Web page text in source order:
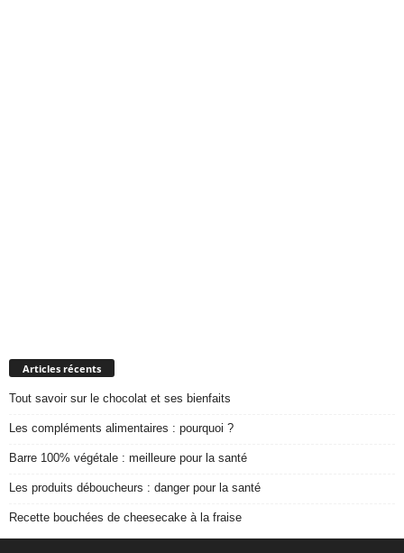
Articles récents
Tout savoir sur le chocolat et ses bienfaits
Les compléments alimentaires : pourquoi ?
Barre 100% végétale : meilleure pour la santé
Les produits déboucheurs : danger pour la santé
Recette bouchées de cheesecake à la fraise